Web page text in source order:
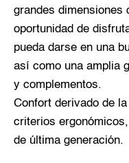
grandes dimensiones
oportunidad de
pueda darse en una
así como una amplia
y complementos.
Confort derivado de
criterios
de última generación.